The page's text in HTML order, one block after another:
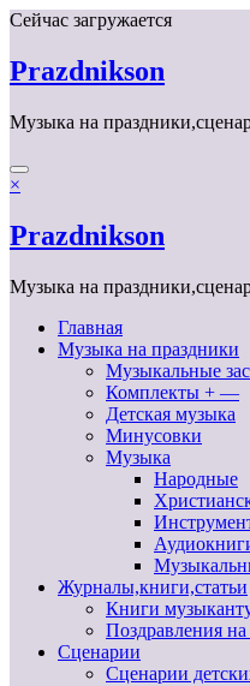
Перейти
содержимому
Сейчас загружается
Prazdnikson
Музыка на
×
Prazdnikson
Музыка на
Главная
Музыка на праздники
Музыкальные
Комплекты + —
Детская музыка
Минусовки
Музыка
Народные
Журналы,книги,статьи
Книги
Поздравления
Сценарии
Сценарии